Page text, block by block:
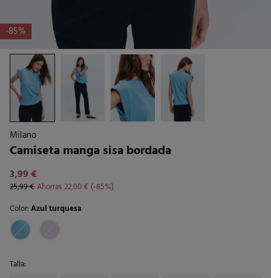
-85%
Milano
Camiseta manga sisa bordada
3,99 €
25,99 €Ahorras22,00 €
85
Color:Azul turquesa
Talla: